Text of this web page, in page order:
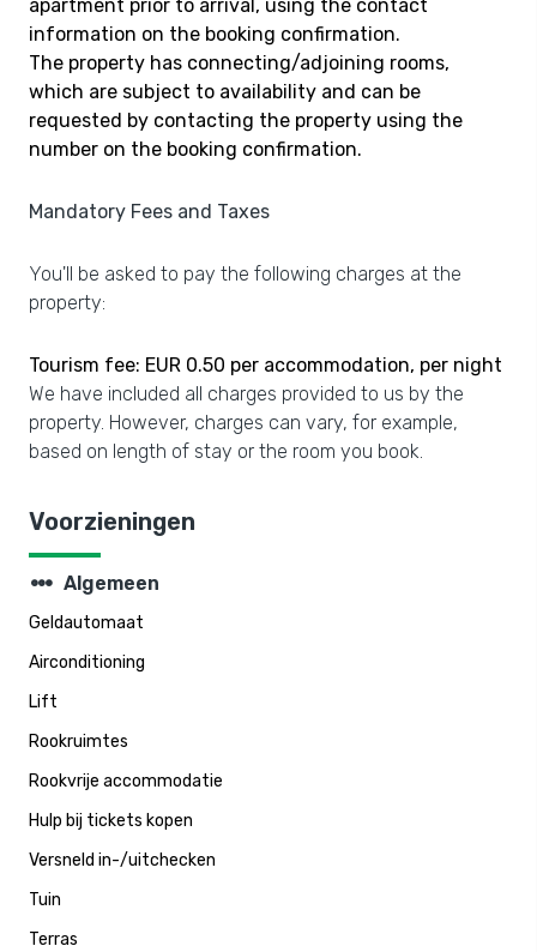
apartment prior to arrival, using the contact
information on the booking confirmation.
The property has connecting/adjoining rooms,
which are subject to availability and can be
requested by contacting the property using the
number on the booking confirmation.
Mandatory Fees and Taxes
You'll be asked to pay the following charges at the
property:
Tourism fee: EUR 0.50 per accommodation, per night
We have included all charges provided to us by the
property. However, charges can vary, for example,
based on length of stay or the room you book.
Voorzieningen
steppers Algemeen
Geldautomaat
Airconditioning
Lift
Rookruimtes
Rookvrije accommodatie
Hulp bij tickets kopen
Versneld in-/uitchecken
Tuin
Terras